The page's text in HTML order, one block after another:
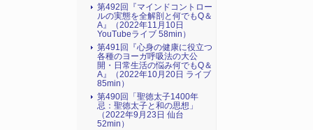
第492回『マインドコントロー
ルの実態を全解剖と何でもQ＆
A』（2022年11月10日
YouTubeライブ 58min）
第491回『心身の健康に役立つ
各種のヨーガ呼吸法の大公
開・日常生活の悩み何でもQ＆
A』（2022年10月20日 ライブ
85min）
第490回「聖徳太子1400年
忌：聖徳太子と和の思想」
（2022年9月23日 仙台
52min）